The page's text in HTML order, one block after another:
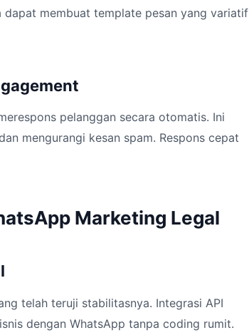
membuat template pesan yang variatif
pelanggan secara otomatis. Ini
mengurangi kesan spam. Respons cepat
Marketing Legal
telah teruji stabilitasnya. Integrasi API
dengan WhatsApp tanpa coding rumit.